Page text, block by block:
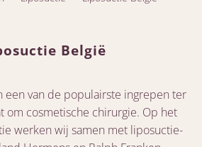
België
een van de populairste ingrepen ter
om cosmetische chirurgie. Op het
werken wij samen met liposuctie-